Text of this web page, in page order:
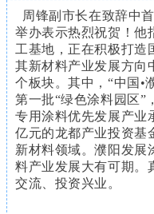
周锋副市长在致辞中
举办表示热烈祝贺！他
工基地，正在积极打造
其新材料产业发展方向
个板块。其中，“中国•
第一批“绿色涂料园区”
专用涂料优先发展产业
亿元的龙都产业投资基
新材料领域。濮阳发展
料产业发展大有可期。
交流、投资兴业。